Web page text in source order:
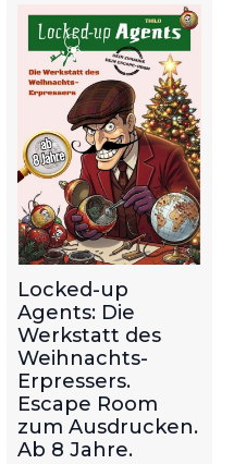
Locked-up
Agents: Die
Werkstatt des
Weihnachts-
Erpressers.
Escape Room
zum Ausdrucken.
Ab 8 Jahre.